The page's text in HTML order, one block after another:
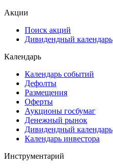
Акции
Поиск акций
Дивидендный календарь
Календарь
Календарь событий
Дефолты
Размещения
Оферты
Аукционы госбумаг
Денежный рынок
Дивидендный календарь
Календарь инвестора
Инструментарий